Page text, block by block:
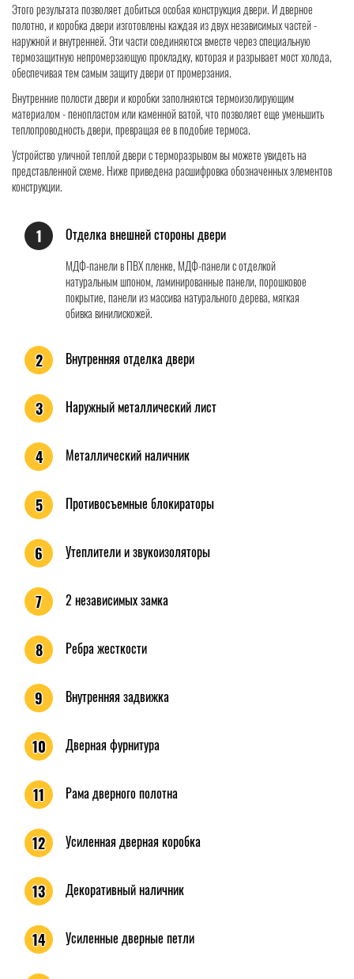
Этого результата позволяет добиться особая конструкция двери. И дверное
полотно, и коробка двери изготовлены каждая из двух независимых частей -
наружной и внутренней. Эти части соединяются вместе через специальную
термозащитную непромерзающую прокладку, которая и разрывает мост холода,
обеспечивая тем самым защиту двери от промерзания.
Внутренние полости двери и коробки заполняются термоизолирующим
материалом - пенопластом или каменной ватой, что позволяет еще уменьшить
теплопроводность двери, превращая ее в подобие термоса.
Устройство уличной теплой двери с терморазрывом вы можете увидеть на
представленной схеме. Ниже приведена расшифровка обозначенных элементов
конструкции.
1 Отделка внешней стороны двери
МДФ-панели в ПВХ пленке, МДФ-панели с отделкой
натуральным шпоном, ламинированные панели, порошковое
покрытие, панели из массива натурального дерева, мягкая
обивка винилискожей.
2 Внутренняя отделка двери
3 Наружный металлический лист
4 Металлический наличник
5 Противосъемные блокираторы
6 Утеплители и звукоизоляторы
7 2 независимых замка
8 Ребра жесткости
9 Внутренняя задвижка
10 Дверная фурнитура
11 Рама дверного полотна
12 Усиленная дверная коробка
13 Декоративный наличник
14 Усиленные дверные петли